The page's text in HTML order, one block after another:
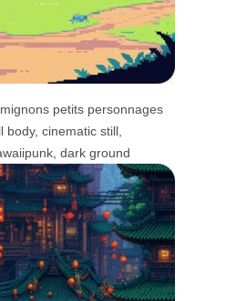
petits personnages
cinematic still,
dark ground